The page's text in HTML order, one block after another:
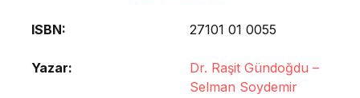
ISBN 27101 01 0055
Yazar
Dr. Raşit Gündoğdu –
Selman Soydemir